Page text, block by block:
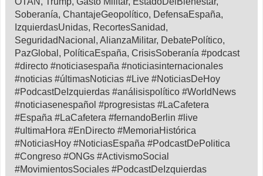
Soberanía, ChantajeGeopolítico, DefensaEspaña,
IzquierdasUnidas, RecortesSanidad,
SeguridadNacional, AlianzaMilitar, DebatePolítico,
PazGlobal, PolíticaEspaña, CrisisSoberanía #podcast
#directo #noticiasespaña #noticiasinternacionales
#noticias #últimasNoticias #Live #NoticiasDeHoy
#PodcastDeIzquierdas #análisispolítico #WorldNews
#noticiasenespañol #progresistas #LaCafetera
#España #LaCafetera #fernandoBerlin #live
#ultimaHora #EnDirecto #MemoriaHistórica
#NoticiasHoy #NoticiasEspaña #PodcastDePolitica
#Congreso #ONGs #ActivismoSocial
#MovimientosSociales #PodcastDeIzquierdas